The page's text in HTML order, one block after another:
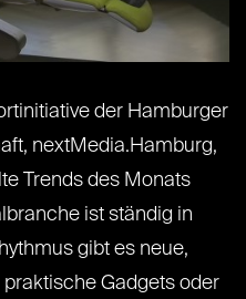
der Hamburger
nextMedia.Hamburg,
Trends des Monats
ist ständig in
gibt es neue,
Gadgets oder